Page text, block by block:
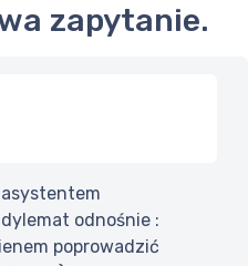
zapytanie.
odnośnie :
poprowadzić